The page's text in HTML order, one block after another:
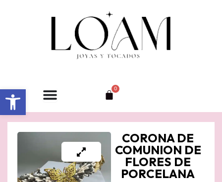
Abrir barra de herramientas 0
Carrito
CORONA DE
COMUNION DE
FLORES DE
PORCELANA